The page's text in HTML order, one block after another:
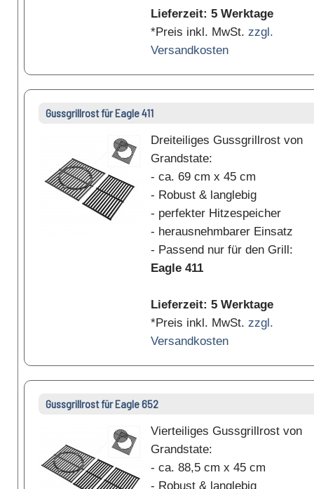
Lieferzeit: 5 Werktage
*Preis inkl. MwSt. zzgl.
Versandkosten
Gussgrillrost für Eagle 411
Dreiteiliges Gussgrillrost von
Grandstate:
- ca. 69 cm x 45 cm
- Robust & langlebig
- perfekter Hitzespeicher
- herausnehmbarer Einsatz
- Passend nur für den Grill:
Eagle 411
Lieferzeit: 5 Werktage
*Preis inkl. MwSt. zzgl.
Versandkosten
Gussgrillrost für Eagle 652
Vierteiliges Gussgrillrost von
Grandstate:
- ca. 88,5 cm x 45 cm
- Robust & langlebig